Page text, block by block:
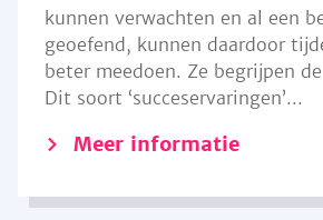
kunnen verwachten en al een
geoefend, kunnen daardoor
beter meedoen. Ze begrijpen
Dit soort ‘succeservaringen’...
Meer informatie